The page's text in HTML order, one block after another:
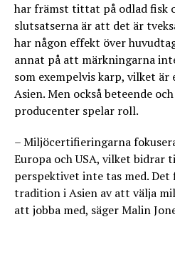
har främst tittat på odlad fisk
slutsatserna är att det är
har någon effekt över
annat på att märkningarna
som exempelvis karp, vilket
Asien. Men också beteende
producenter spelar roll.
– Miljöcertifieringarna
Europa och USA, vilket bidrar
perspektivet inte tas med.
tradition i Asien av att välja
att jobba med, säger Malin